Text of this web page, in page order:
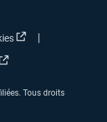
fenêtreOuvrir dans une
|
fenêtre
Ouvrir dans une
Tous droits